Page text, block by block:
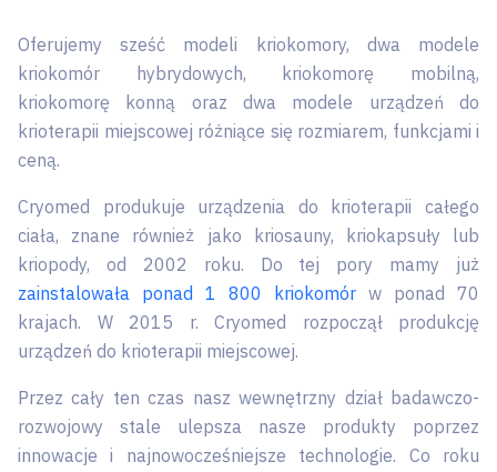
Oferujemy sześć modeli kriokomory, dwa modele
kriokomór hybrydowych, kriokomorę mobilną,
kriokomorę konną oraz dwa modele urządzeń do
krioterapii miejscowej różniące się rozmiarem, funkcjami i
ceną.
Cryomed produkuje urządzenia do krioterapii całego
ciała, znane również jako kriosauny, kriokapsuły lub
kriopody, od 2002 roku. Do tej pory mamy już
zainstalowała ponad 1 800 kriokomór w ponad 70
krajach. W 2015 r. Cryomed rozpoczął produkcję
urządzeń do krioterapii miejscowej.
Przez cały ten czas nasz wewnętrzny dział badawczo-
rozwojowy stale ulepsza nasze produkty poprzez
innowacje i najnowocześniejsze technologie. Co roku